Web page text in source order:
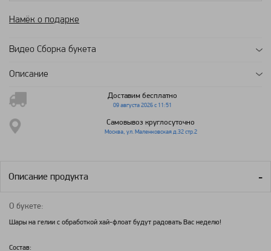
Намёк о подарке
Видео Сборка букета
Описание
Доставим бесплатно
09 августа 2026 с 11:51
Самовывоз круглосуточно
Москва, ул. Маленковская д.32 стр.2
Описание продукта
О букете:
Шары на гелии с обработкой хай-флоат будут радовать Вас неделю!
Состав: